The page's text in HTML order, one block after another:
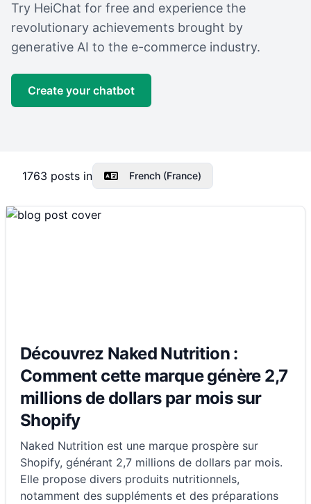
Try HeiChat for free and experience the
revolutionary achievements brought by
generative AI to the e-commerce industry.
Create your chatbot
1763 posts in French (France)
Découvrez Naked Nutrition :
Comment cette marque génère 2,7
millions de dollars par mois sur
Shopify
Naked Nutrition est une marque prospère sur
Shopify, générant 2,7 millions de dollars par mois.
Elle propose divers produits nutritionnels,
notamment des suppléments et des préparations